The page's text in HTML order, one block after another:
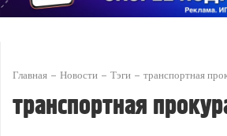
Главная Новости Тэги транспортная
транспортная